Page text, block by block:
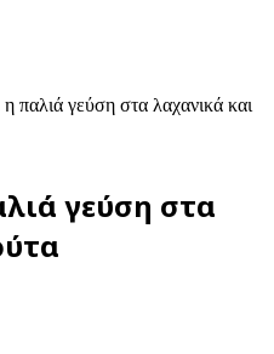
η παλιά γεύση στα λαχανικά και
γεύση στα